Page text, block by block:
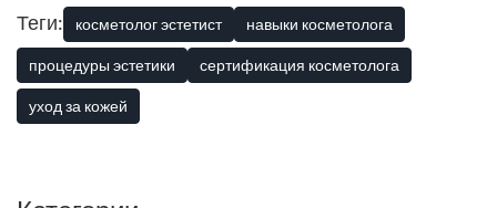
Теги: косметолог эстетист навыки косметолога
процедуры эстетики сертификация косметолога
уход за кожей